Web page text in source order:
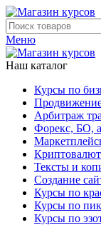
Меню
Наш каталог
Курсы по
Продвижение
Арбитраж
Форекс, БО,
Тексты и
Создание
Курсы по
Курсы по
Курсы по